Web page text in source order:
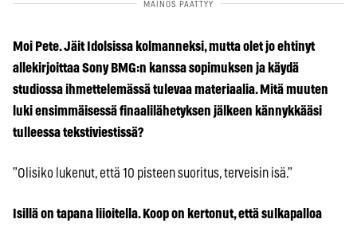
Moi Pete. Jäit Idolsissa kolmanneksi, mutta olet jo ehtinyt
allekirjoittaa Sony BMG:n kanssa sopimuksen ja käydä
studiossa ihmettelemässä tulevaa materiaalia. Mitä muuten
luki ensimmäisessä finaalilähetyksen jälkeen kännykkääsi
tulleessa tekstiviestissä?
”Olisiko lukenut, että 10 pisteen suoritus, terveisin isä.”
Isillä on tapana liioitella. Koop on kertonut, että sulkapalloa